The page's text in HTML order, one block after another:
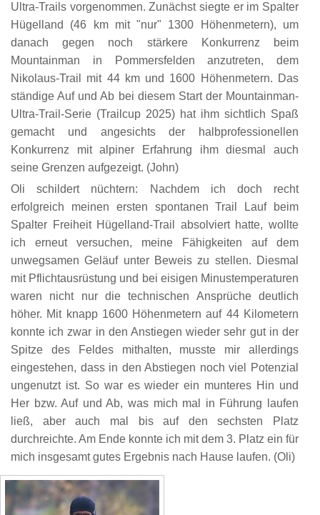
Ultra-Trails vorgenommen. Zunächst siegte er im Spalter
Hügelland (46 km mit "nur" 1300 Höhenmetern), um
danach gegen noch stärkere Konkurrenz beim
Mountainman in Pommersfelden anzutreten, dem
Nikolaus-Trail mit 44 km und 1600 Höhenmetern. Das
ständige Auf und Ab bei diesem Start der Mountainman-
Ultra-Trail-Serie (Trailcup 2025) hat ihm sichtlich Spaß
gemacht und angesichts der halbprofessionellen
Konkurrenz mit alpiner Erfahrung ihm diesmal auch
seine Grenzen aufgezeigt. (John)
Oli schildert nüchtern: Nachdem ich doch recht
erfolgreich meinen ersten spontanen Trail Lauf beim
Spalter Freiheit Hügelland-Trail absolviert hatte, wollte
ich erneut versuchen, meine Fähigkeiten auf dem
unwegsamen Geläuf unter Beweis zu stellen. Diesmal
mit Pflichtausrüstung und bei eisigen Minustemperaturen
waren nicht nur die technischen Ansprüche deutlich
höher. Mit knapp 1600 Höhenmetern auf 44 Kilometern
konnte ich zwar in den Anstiegen wieder sehr gut in der
Spitze des Feldes mithalten, musste mir allerdings
eingestehen, dass in den Abstiegen noch viel Potenzial
ungenutzt ist. So war es wieder ein munteres Hin und
Her bzw. Auf und Ab, was mich mal in Führung laufen
ließ, aber auch mal bis auf den sechsten Platz
durchreichte. Am Ende konnte ich mit dem 3. Platz ein für
mich insgesamt gutes Ergebnis nach Hause laufen. (Oli)